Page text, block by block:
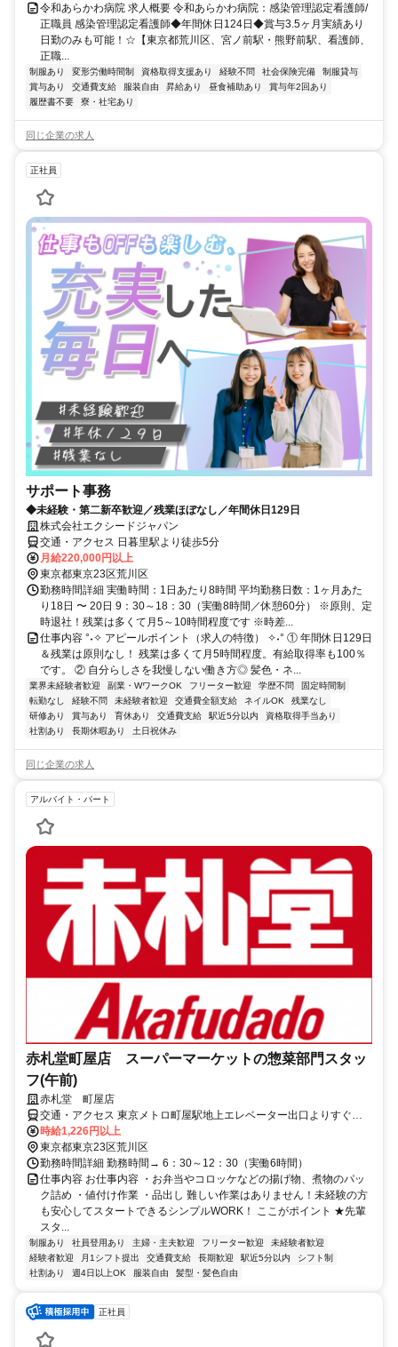
令和あらかわ病院 求人概要 令和あらかわ病院：感染管理認定看護師/
正職員 感染管理認定看護師◆年間休日124日◆賞与3.5ヶ月実績あり
日勤のみも可能！☆【東京都荒川区、宮ノ前駅・熊野前駅、看護師、
正職...
制服あり 変形労働時間制 資格取得支援あり 経験不問 社会保険完備
制服貸与
賞与あり
交通費支給 服装自由 昇給あり 昼食補助あり
賞与年2回あり
履歴書不要
寮・社宅あり
同じ企業の求人
正社員
サポート事務
◆未経験・第二新卒歓迎／残業ほぼなし／年間休日129日
株式会社エクシードジャパン
交通・アクセス 日暮里駅より徒歩5分
月給220,000円以上
東京都東京23区荒川区
勤務時間詳細 実働時間：1日あたり8時間 平均勤務日数：1ヶ月あた
り18日 〜 20日 9：30～18：30（実働8時間／休憩60分） ※原則、定
時退社！残業は多くて月5～10時間程度です ※時差...
仕事内容 °˖✧ アピールポイント（求人の特徴） ✧˖° ① 年間休日129日
＆残業は原則なし！ 残業は多くて月5時間程度。有給取得率も100％
です。 ② 自分らしさを我慢しない働き方◎ 髪色・ネ...
業界未経験者歓迎 副業・WワークOK フリーター歓迎 学歴不問
固定時間制
転勤なし
経験不問 未経験者歓迎 交通費全額支給 ネイルOK
残業なし
研修あり
賞与あり 育休あり 交通費支給 駅近5分以内
資格取得手当あり
社割あり
長期休暇あり 土日祝休み
同じ企業の求人
アルバイト・パート
赤札堂町屋店 スーパーマーケットの惣菜部門スタッ
フ(午前)
赤札堂 町屋店
交通・アクセス 東京メトロ町屋駅地上エレベーター出口よりすぐ、
京成町屋駅より徒歩3分
時給1,226円以上
東京都東京23区荒川区
勤務時間詳細 勤務時間→ 6：30～12：30（実働6時間）
仕事内容 お仕事内容 ・お弁当やコロッケなどの揚げ物、煮物のパッ
ク詰め ・値付け作業 ・品出し 難しい作業はありません！未経験の方
も安心してスタートできるシンプルWORK！ ここがポイント ★先輩
スタ...
制服あり 社員登用あり 主婦・主夫歓迎 フリーター歓迎
未経験者歓迎
経験者歓迎
月1シフト提出 交通費支給 長期歓迎 駅近5分以内
シフト制
社割あり
週4日以上OK 服装自由 髪型・髪色自由
正社員